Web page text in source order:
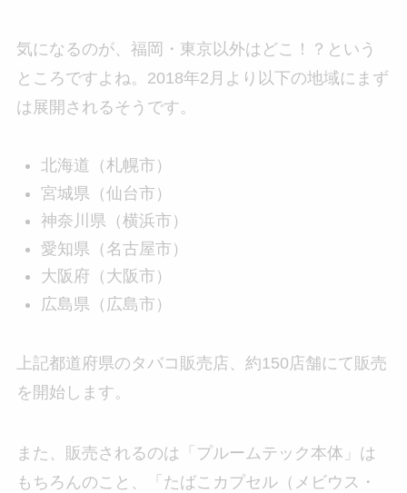
気になるのが、福岡・東京以外はどこ！？という
ところですよね。2018年2月より以下の地域にまず
は展開されるそうです。
北海道（札幌市）
宮城県（仙台市）
神奈川県（横浜市）
愛知県（名古屋市）
大阪府（大阪市）
広島県（広島市）
上記都道府県のタバコ販売店、約150店舗にて販売
を開始します。
また、販売されるのは「プルームテック本体」は
もちろんのこと、「たばこカプセル（メビウス・